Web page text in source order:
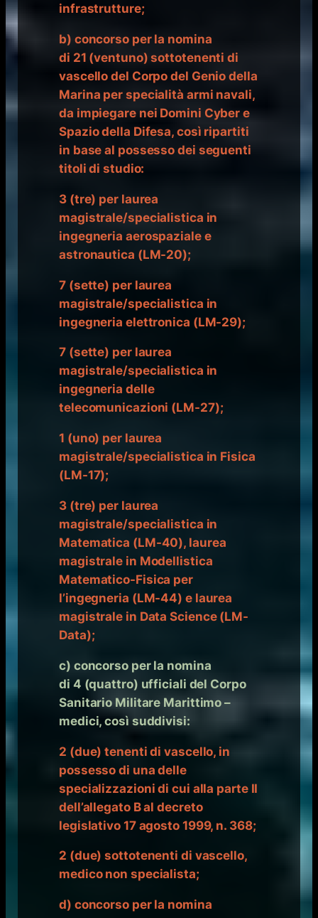
infrastrutture;
b) concorso per la nomina
di 21 (ventuno) sottotenenti di
vascello del Corpo del Genio della
Marina per specialità armi navali,
da impiegare nei Domini Cyber e
Spazio della Difesa, così ripartiti
in base al possesso dei seguenti
titoli di studio:
3 (tre) per laurea
magistrale/specialistica in
ingegneria aerospaziale e
astronautica (LM-20);
7 (sette) per laurea
magistrale/specialistica in
ingegneria elettronica (LM-29);
7 (sette) per laurea
magistrale/specialistica in
ingegneria delle
telecomunicazioni (LM-27);
1 (uno) per laurea
magistrale/specialistica in Fisica
(LM-17);
3 (tre) per laurea
magistrale/specialistica in
Matematica (LM-40), laurea
magistrale in Modellistica
Matematico-Fisica per
l’ingegneria (LM-44) e laurea
magistrale in Data Science (LM-
Data);
c) concorso per la nomina
di 4 (quattro) ufficiali del Corpo
Sanitario Militare Marittimo –
medici, così suddivisi:
2 (due) tenenti di vascello, in
possesso di una delle
specializzazioni di cui alla parte II
dell’allegato B al decreto
legislativo 17 agosto 1999, n. 368;
2 (due) sottotenenti di vascello,
medico non specialista;
d) concorso per la nomina